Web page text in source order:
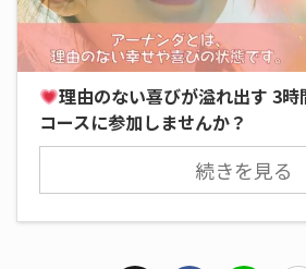
理由のない喜びが溢れ出す 3
コースに参加しませんか？
続きを見る